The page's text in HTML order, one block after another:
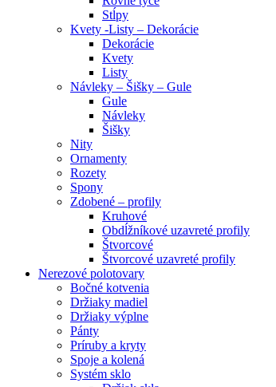
Stĺpy
Kvety -Listy – Dekorácie
Dekorácie
Kvety
Listy
Návleky – Šišky – Gule
Gule
Návleky
Šišky
Nity
Ornamenty
Rozety
Spony
Zdobené – profily
Kruhové
Obdĺžníkové uzavreté profily
Štvorcové
Štvorcové uzavreté profily
Nerezové polotovary
Bočné kotvenia
Držiaky madiel
Držiaky výplne
Pánty
Príruby a kryty
Spoje a kolená
Systém sklo